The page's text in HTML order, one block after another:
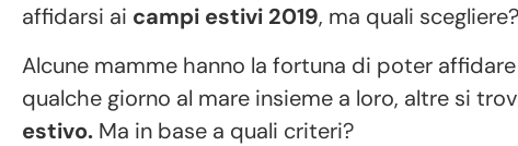
affidarsi ai campi estivi 2019, ma quali scegliere?
Alcune mamme hanno la fortuna di poter
qualche giorno al mare insieme a loro, altre si
estivo. Ma in base a quali criteri?